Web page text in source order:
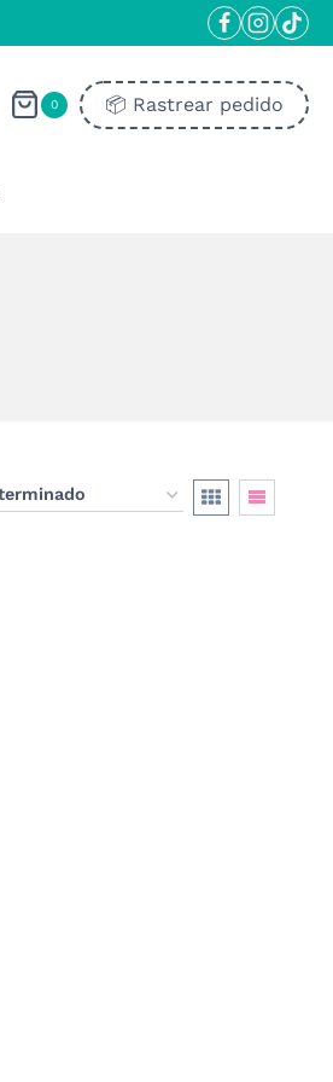
0 📦​ Rastrear pedido